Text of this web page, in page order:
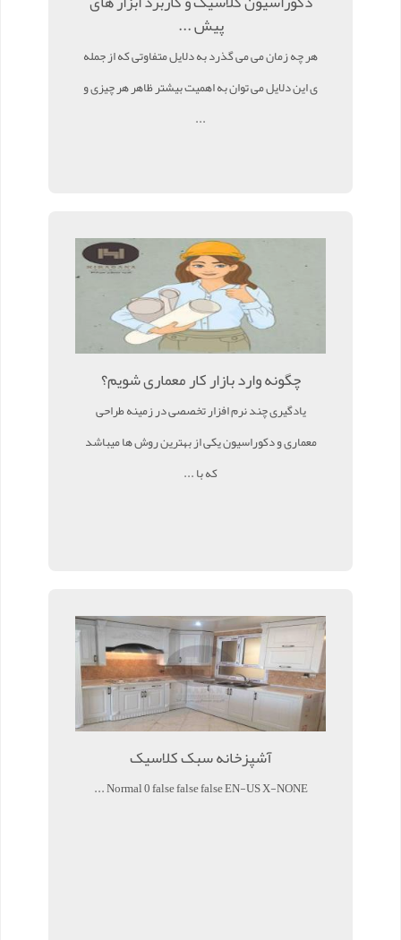
پیش ...
هر چه زمان می می گذرد به دلایل متفاوتی که از جمله
ی این دلایل می توان به اهمیت بیشتر ظاهر هر چیزی و
...
چگونه وارد بازار کار معماری شویم؟
یادگیری چند نرم افزار تخصصی در زمینه طراحی
معماری و دکوراسیون یکی از بهترین روش ها میباشد
که با ...
آشپزخانه سبک کلاسیک
Normal 0 false false false EN-US X-NONE ...